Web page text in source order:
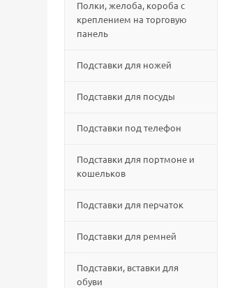
Полки, желоба, короба с
креплением на торговую
панель
Подставки для ножей
Подставки для посуды
Подставки под телефон
Подставки для портмоне и
кошельков
Подставки для перчаток
Подставки для ремней
Подставки, вставки для
обуви